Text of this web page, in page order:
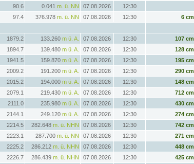
90.6 0.041 m. ü. NN 07.08.2026 12:30
97.4 376.978 m. ü. NN 07.08.2026 12:30 6 cm
1879.2 133.260 m ü. A. 07.08.2026 12:30 107 cm
1894.7 139.480 m ü. A. 07.08.2026 12:30 128 cm
1941.5 159.870 m ü. A. 07.08.2026 12:30 195 cm
2009.2 191.200 m ü. A. 07.08.2026 12:30 290 cm
2015.2 194.000 m ü. A. 07.08.2026 12:30 148 cm
2079.1 219.430 m ü. A. 07.08.2026 12:30 712 cm
2111.0 235.980 m ü. A. 07.08.2026 12:30 430 cm
2144.1 249.120 m ü. A. 07.08.2026 12:30 274 cm
2214.5 282.648 m. ü. NHN 07.08.2026 12:30 742 cm
2223.1 287.700 m. ü. NN 07.08.2026 12:30 271 cm
2225.2 286.212 m. ü. NHN 07.08.2026 12:30 448 cm
2226.7 286.439 m. ü. NHN 07.08.2026 12:30 425 cm